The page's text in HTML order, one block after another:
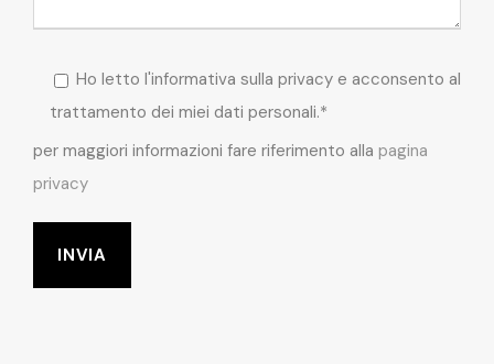
Ho letto l'informativa sulla privacy e acconsento al
trattamento dei miei dati personali.*
per maggiori informazioni fare riferimento alla pagina
privacy